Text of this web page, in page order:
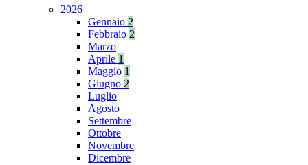
2026
Gennaio 2
Febbraio 2
Marzo
Aprile 1
Maggio 1
Giugno 2
Luglio
Agosto
Settembre
Ottobre
Novembre
Dicembre